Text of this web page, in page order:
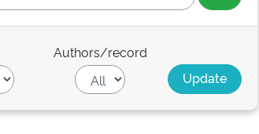
Authors/record